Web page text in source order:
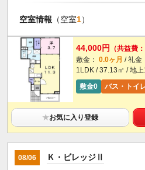
空室情報 （空室1）
44,000円
（共益費
敷金： 0.0ヶ月 / 礼金
1LDK / 37.13㎡ / 地
敷金0
バス・トイ
★お気に入り登録
08/06 Ｋ・ビレッジⅡ